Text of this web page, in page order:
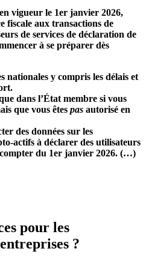
vigueur le 1er janvier 2026,
fiscale aux transactions de
de services de déclaration de
à se préparer dès
nationales y compris les délais et
dans l’État membre si vous
que vous êtes pas autorisé en
des données sur les
actifs à déclarer des utilisateurs
du 1er janvier 2026. (…)
pour les
?